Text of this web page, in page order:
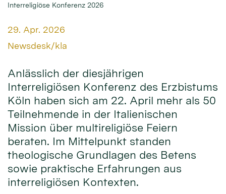
Interreligiöse Konferenz 2026
Datum:
29. Apr. 2026
Von:
Newsdesk/kla
Anlässlich der diesjährigen
Interreligiösen Konferenz des Erzbistums
Köln haben sich am 22. April mehr als 50
Teilnehmende in der Italienischen
Mission über multireligiöse Feiern
beraten. Im Mittelpunkt standen
theologische Grundlagen des Betens
sowie praktische Erfahrungen aus
interreligiösen Kontexten.